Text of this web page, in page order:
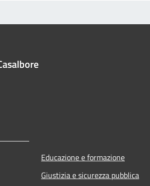
Educazione e formazione
Giustizia e sicurezza pubblica